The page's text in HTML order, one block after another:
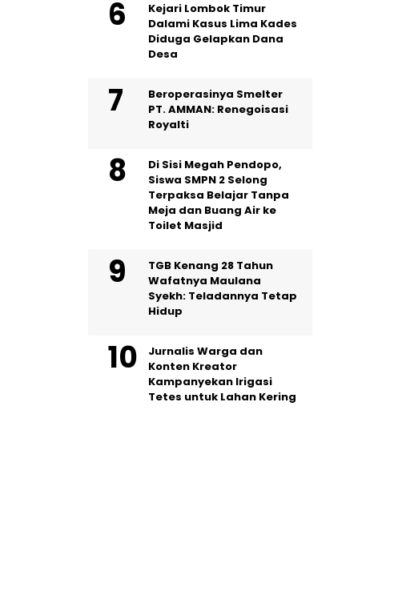
Kejari Lombok Timur
Dalami Kasus Lima Kades
Diduga Gelapkan Dana
Desa
Beroperasinya Smelter
PT. AMMAN: Renegoisasi
Royalti
Di Sisi Megah Pendopo,
Siswa SMPN 2 Selong
Terpaksa Belajar Tanpa
Meja dan Buang Air ke
Toilet Masjid
TGB Kenang 28 Tahun
Wafatnya Maulana
Syekh: Teladannya Tetap
Hidup
Jurnalis Warga dan
Konten Kreator
Kampanyekan Irigasi
Tetes untuk Lahan Kering